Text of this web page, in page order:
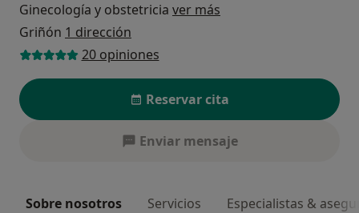
Ginecología y obstetricia ver más
Griñón 1 dirección
20 opiniones
Reservar cita
Enviar mensaje
Sobre nosotros Servicios Especialistas &